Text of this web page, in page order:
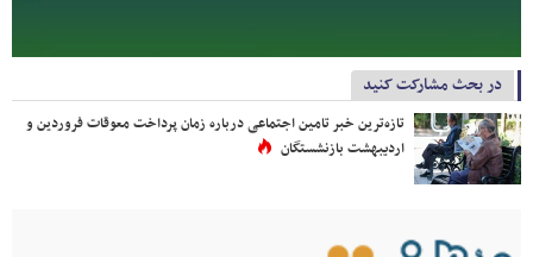
در بحث مشارکت کنید
تازه‌ترین خبر تامین اجتماعی درباره زمان پرداخت معوقات فروردین و
اردیبهشت بازنشستگان